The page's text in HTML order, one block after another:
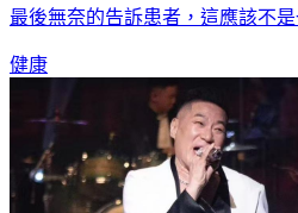
最後無奈的告訴患者，這應該不是
健康